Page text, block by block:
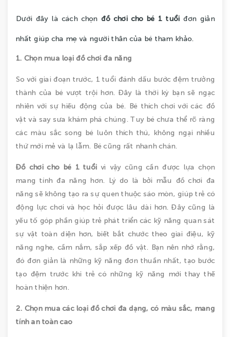
Dưới đây là cách chọn đồ chơi cho bé 1 tuổiđơn giản
nhất giúp cha mẹ và người thân của bé tham khảo.
1. Chọn mua loại đồ chơi đa năng
So với giai đoạn trước, 1 tuổi đánh dấu bước đệm trưởng
thành của bé vượt trội hơn. Đây là thời kỳ bạn sẽ ngạc
nhiên với sự hiếu động của bé. Bé thích chơi với các đồ
vật và say sưa khám phá chúng. Tuy bé chưa thể rõ ràng
các màu sắc song bé luôn thích thú, không ngại nhiều
thứ mới mẻ và lạ lẫm. Bé cũng rất nhanh chán.
Đồ chơi cho bé 1 tuổivì vậy cũng cần được lựa chọn
mang tính đa năng hơn. Lý do là bởi mẫu đồ chơi đa
năng sẽ không tạo ra sự quen thuộc sáo mòn, giúp trẻ có
động lực chơi và học hỏi được lâu dài hơn. Đây cũng là
yếu tố góp phần giúp trẻ phát triển các kỹ năng quan sát
sự vật toàn diện hơn, biết bắt chước theo giai điệu, kỹ
năng nghe, cầm nắm, sắp xếp đồ vật. Bạn nên nhớ rằng,
đó đơn giản là những kỹ năng đơn thuần nhất, tạo bước
tạo đệm trước khi trẻ có những kỹ năng mới thay thế
hoàn thiện hơn.
2. Chọn mua các loại đồ chơi đa dạng, có màu sắc, mang
tính an toàn cao